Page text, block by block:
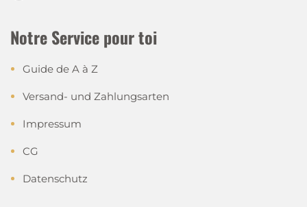
Notre Service pour toi
Guide de A à Z
Versand- und Zahlungsarten
Impressum
CG
Datenschutz